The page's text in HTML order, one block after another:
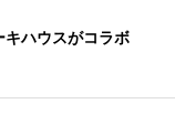
キハウスがコラボ